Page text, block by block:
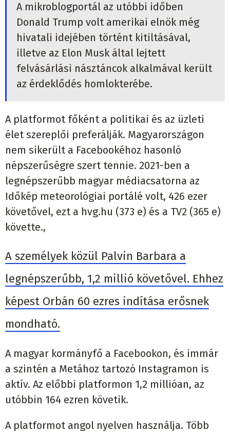
A mikroblogportál az utóbbi időben
Donald Trump volt amerikai elnök még
hivatali idejében történt kitiltásával,
illetve az Elon Musk által lejtett
felvásárlási násztáncok alkalmával került
az érdeklődés homlokterébe.
A platformot főként a politikai és az üzleti
élet szereplői preferálják. Magyarországon
nem sikerült a Facebookéhoz hasonló
népszerűségre szert tennie. 2021-ben a
legnépszerűbb magyar médiacsatorna az
Időkép meteorológiai portálé volt, 426 ezer
követővel, ezt a hvg.hu (373 e) és a TV2 (365 e)
követte.,
A személyek közül Palvin Barbara a
legnépszerűbb, 1,2 millió követővel. Ehhez
képest Orbán 60 ezres indítása erősnek
mondható.
A magyar kormányfő a Facebookon, és immár
a szintén a Metához tartozó Instagramon is
aktív. Az előbbi platformon 1,2 millióan, az
utóbbin 164 ezren követik.
A platformot angol nyelven használja. Több